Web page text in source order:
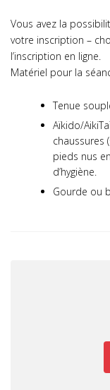
Vous avez la
votre inscription –
l’inscription en ligne.
Matériel pour la
Tenue
Aïkido/
chaussures
pieds nus
d’hygiène.
Gourde ou